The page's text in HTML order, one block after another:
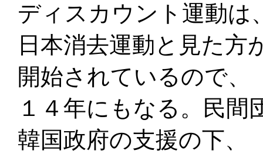
ディスカウント運動は
日本消去運動と見た方
開始されているので、
１４年にもなる。民間
韓国政府の支援の下、